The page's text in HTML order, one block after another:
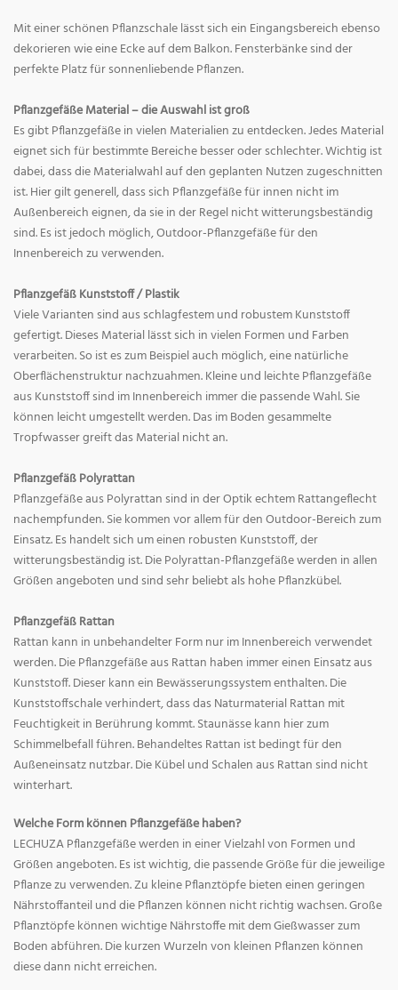
Mit einer schönen Pflanzschale lässt sich ein Eingangsbereich ebenso
dekorieren wie eine Ecke auf dem Balkon. Fensterbänke sind der
perfekte Platz für sonnenliebende Pflanzen.
Pflanzgefäße Material – die Auswahl ist groß
Es gibt Pflanzgefäße in vielen Materialien zu entdecken. Jedes Material
eignet sich für bestimmte Bereiche besser oder schlechter. Wichtig ist
dabei, dass die Materialwahl auf den geplanten Nutzen zugeschnitten
ist. Hier gilt generell, dass sich Pflanzgefäße für innen nicht im
Außenbereich eignen, da sie in der Regel nicht witterungsbeständig
sind. Es ist jedoch möglich, Outdoor-Pflanzgefäße für den
Innenbereich zu verwenden.
Pflanzgefäß Kunststoff / Plastik
Viele Varianten sind aus schlagfestem und robustem Kunststoff
gefertigt. Dieses Material lässt sich in vielen Formen und Farben
verarbeiten. So ist es zum Beispiel auch möglich, eine natürliche
Oberflächenstruktur nachzuahmen. Kleine und leichte Pflanzgefäße
aus Kunststoff sind im Innenbereich immer die passende Wahl. Sie
können leicht umgestellt werden. Das im Boden gesammelte
Tropfwasser greift das Material nicht an.
Pflanzgefäß Polyrattan
Pflanzgefäße aus Polyrattan sind in der Optik echtem Rattangeflecht
nachempfunden. Sie kommen vor allem für den Outdoor-Bereich zum
Einsatz. Es handelt sich um einen robusten Kunststoff, der
witterungsbeständig ist. Die Polyrattan-Pflanzgefäße werden in allen
Größen angeboten und sind sehr beliebt als hohe Pflanzkübel.
Pflanzgefäß Rattan
Rattan kann in unbehandelter Form nur im Innenbereich verwendet
werden. Die Pflanzgefäße aus Rattan haben immer einen Einsatz aus
Kunststoff. Dieser kann ein Bewässerungssystem enthalten. Die
Kunststoffschale verhindert, dass das Naturmaterial Rattan mit
Feuchtigkeit in Berührung kommt. Staunässe kann hier zum
Schimmelbefall führen. Behandeltes Rattan ist bedingt für den
Außeneinsatz nutzbar. Die Kübel und Schalen aus Rattan sind nicht
winterhart.
Welche Form können Pflanzgefäße haben?
LECHUZA Pflanzgefäße werden in einer Vielzahl von Formen und
Größen angeboten. Es ist wichtig, die passende Größe für die jeweilige
Pflanze zu verwenden. Zu kleine Pflanztöpfe bieten einen geringen
Nährstoffanteil und die Pflanzen können nicht richtig wachsen. Große
Pflanztöpfe können wichtige Nährstoffe mit dem Gießwasser zum
Boden abführen. Die kurzen Wurzeln von kleinen Pflanzen können
diese dann nicht erreichen.